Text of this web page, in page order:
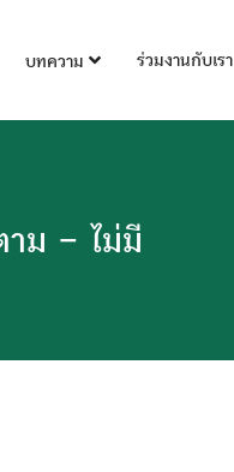
บทความ ร่วมงานกับเรา
ม – ไม่มี